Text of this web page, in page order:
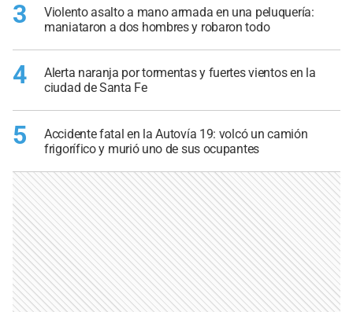
3
Violento asalto a mano armada en una peluquería:
maniataron a dos hombres y robaron todo
4
Alerta naranja por tormentas y fuertes vientos en la
ciudad de Santa Fe
5
Accidente fatal en la Autovía 19: volcó un camión
frigorífico y murió uno de sus ocupantes